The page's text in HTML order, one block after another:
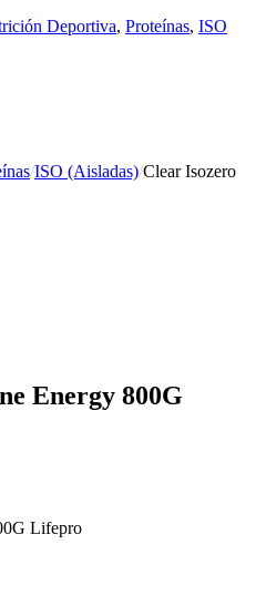
Deportiva, Proteínas, ISO
/ISO (Aisladas)/Clear Isozero
Energy 800G
Lifepro